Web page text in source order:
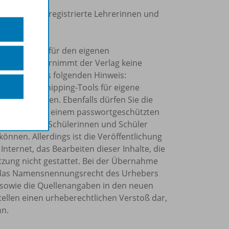
ist nur für registrierte Lehrerinnen und
möglich.
ist für den eigenen
Dritte übernimmt der Verlag keine
Tools folgenden Hinweis:
und Snipping-Tools für eigene
verwenden. Ebenfalls dürfen Sie die
in einem passwortgeschützten
allein Ihre Schülerinnen und Schüler
Allerdings ist die Veröffentlichung
das Bearbeiten dieser Inhalte, die
nicht gestattet. Bei der Übernahme
Namensnennungsrecht des Urhebers
die Quellenangaben in den neuen
einen urheberechtlichen Verstoß dar,